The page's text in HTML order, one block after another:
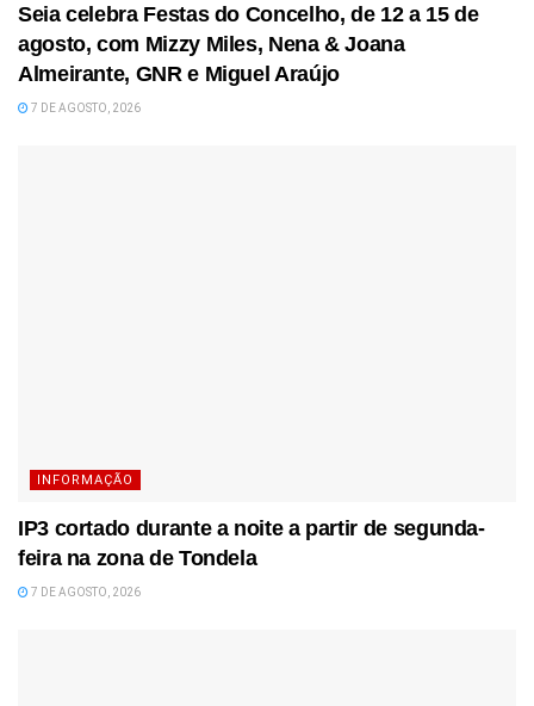
Seia celebra Festas do Concelho, de 12 a 15 de
agosto, com Mizzy Miles, Nena & Joana
Almeirante, GNR e Miguel Araújo
7 DE AGOSTO, 2026
INFORMAÇÃO
IP3 cortado durante a noite a partir de segunda-
feira na zona de Tondela
7 DE AGOSTO, 2026